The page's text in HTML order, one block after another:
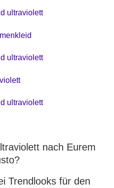
nach Eurem
Trendlooks für den